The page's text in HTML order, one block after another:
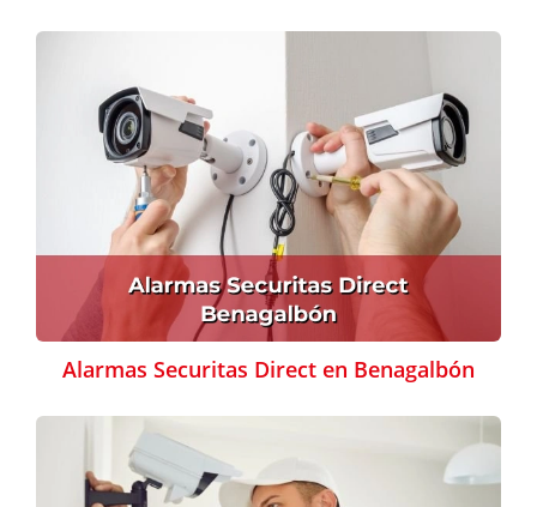
Alarmas Securitas Direct en Benagalbón